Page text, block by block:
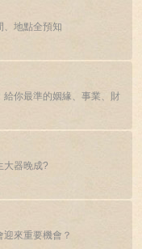
、地點全預知
你最準的姻緣、事業、財
大器晚成?
來重要機會？